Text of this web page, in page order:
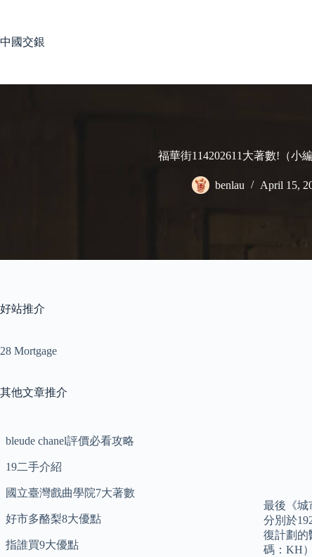
中國交銀
福華街114202611大著數!（小
benlau April 15,
最後《城
分別於
復計劃的
碼：KH
好站推介
28 Mortgage
其他文章推介
bleude chanel評價必看攻略
19二手介紹
國立臺灣戲曲學院7大著數
好市多酪梨8大優點
指誰買9大優點